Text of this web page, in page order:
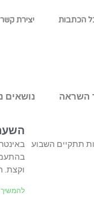
הכתבות יצירת קשר
השראה נושאים
תתקיים השבוע
וקצת.